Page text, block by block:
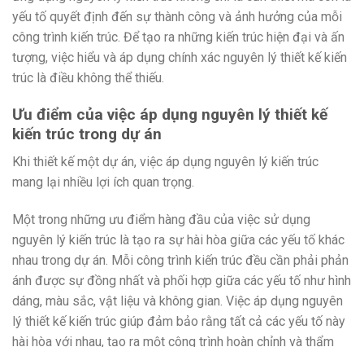
yếu tố quyết định đến sự thành công và ảnh hưởng của mỗi
công trình kiến trúc. Để tạo ra những kiến trúc hiện đại và ấn
tượng, việc hiểu và áp dụng chính xác nguyên lý thiết kế kiến
trúc là điều không thể thiếu.
Ưu điểm của việc áp dụng nguyên lý thiết kế
kiến trúc trong dự án
Khi thiết kế một dự án, việc áp dụng nguyên lý kiến trúc
mang lại nhiều lợi ích quan trọng.
Một trong những ưu điểm hàng đầu của việc sử dụng
nguyên lý kiến trúc là tạo ra sự hài hòa giữa các yếu tố khác
nhau trong dự án. Mỗi công trình kiến trúc đều cần phải phản
ánh được sự đồng nhất và phối hợp giữa các yếu tố như hình
dáng, màu sắc, vật liệu và không gian. Việc áp dụng nguyên
lý thiết kế kiến trúc giúp đảm bảo rằng tất cả các yếu tố này
hài hòa với nhau, tạo ra một công trình hoàn chỉnh và thẩm